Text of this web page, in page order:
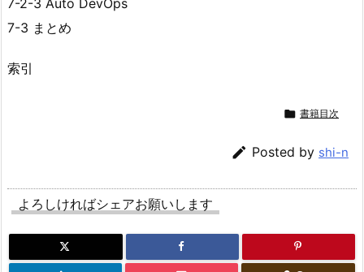
7-3 まとめ
索引
 書籍目次
 Posted by shi-n
よろしければシェアお願いします